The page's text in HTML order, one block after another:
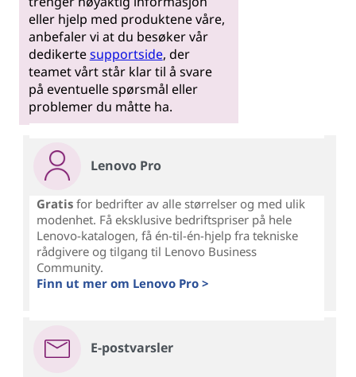
eller hjelp med produktene våre,
anbefaler vi at du besøker vår
dedikertesupportside, der
teamet vårt står klar til å svare
på eventuelle spørsmål eller
problemer du måtte ha.
Lenovo Pro
Gratisfor bedrifter av alle størrelser og med ulik
modenhet. Få eksklusive bedriftspriser på hele
Lenovo-katalogen, få én-til-én-hjelp fra tekniske
rådgivere og tilgang til Lenovo Business
Community.
Finn ut mer om Lenovo Pro >
E-postvarsler